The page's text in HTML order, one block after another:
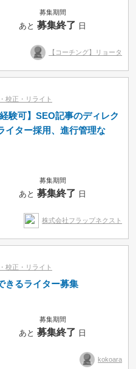
募集期間
あと募集終了 日
【コーチング】リョータ
校正・リライト
験可】SEO記事のディレク
イター採用、進行管理な
募集期間
あと募集終了 日
株式会社フラップネクスト
校正・リライト
きるライター募集
募集期間
あと募集終了 日
kokoara